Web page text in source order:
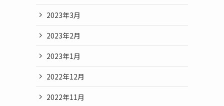
2023年3月
2023年2月
2023年1月
2022年12月
2022年11月